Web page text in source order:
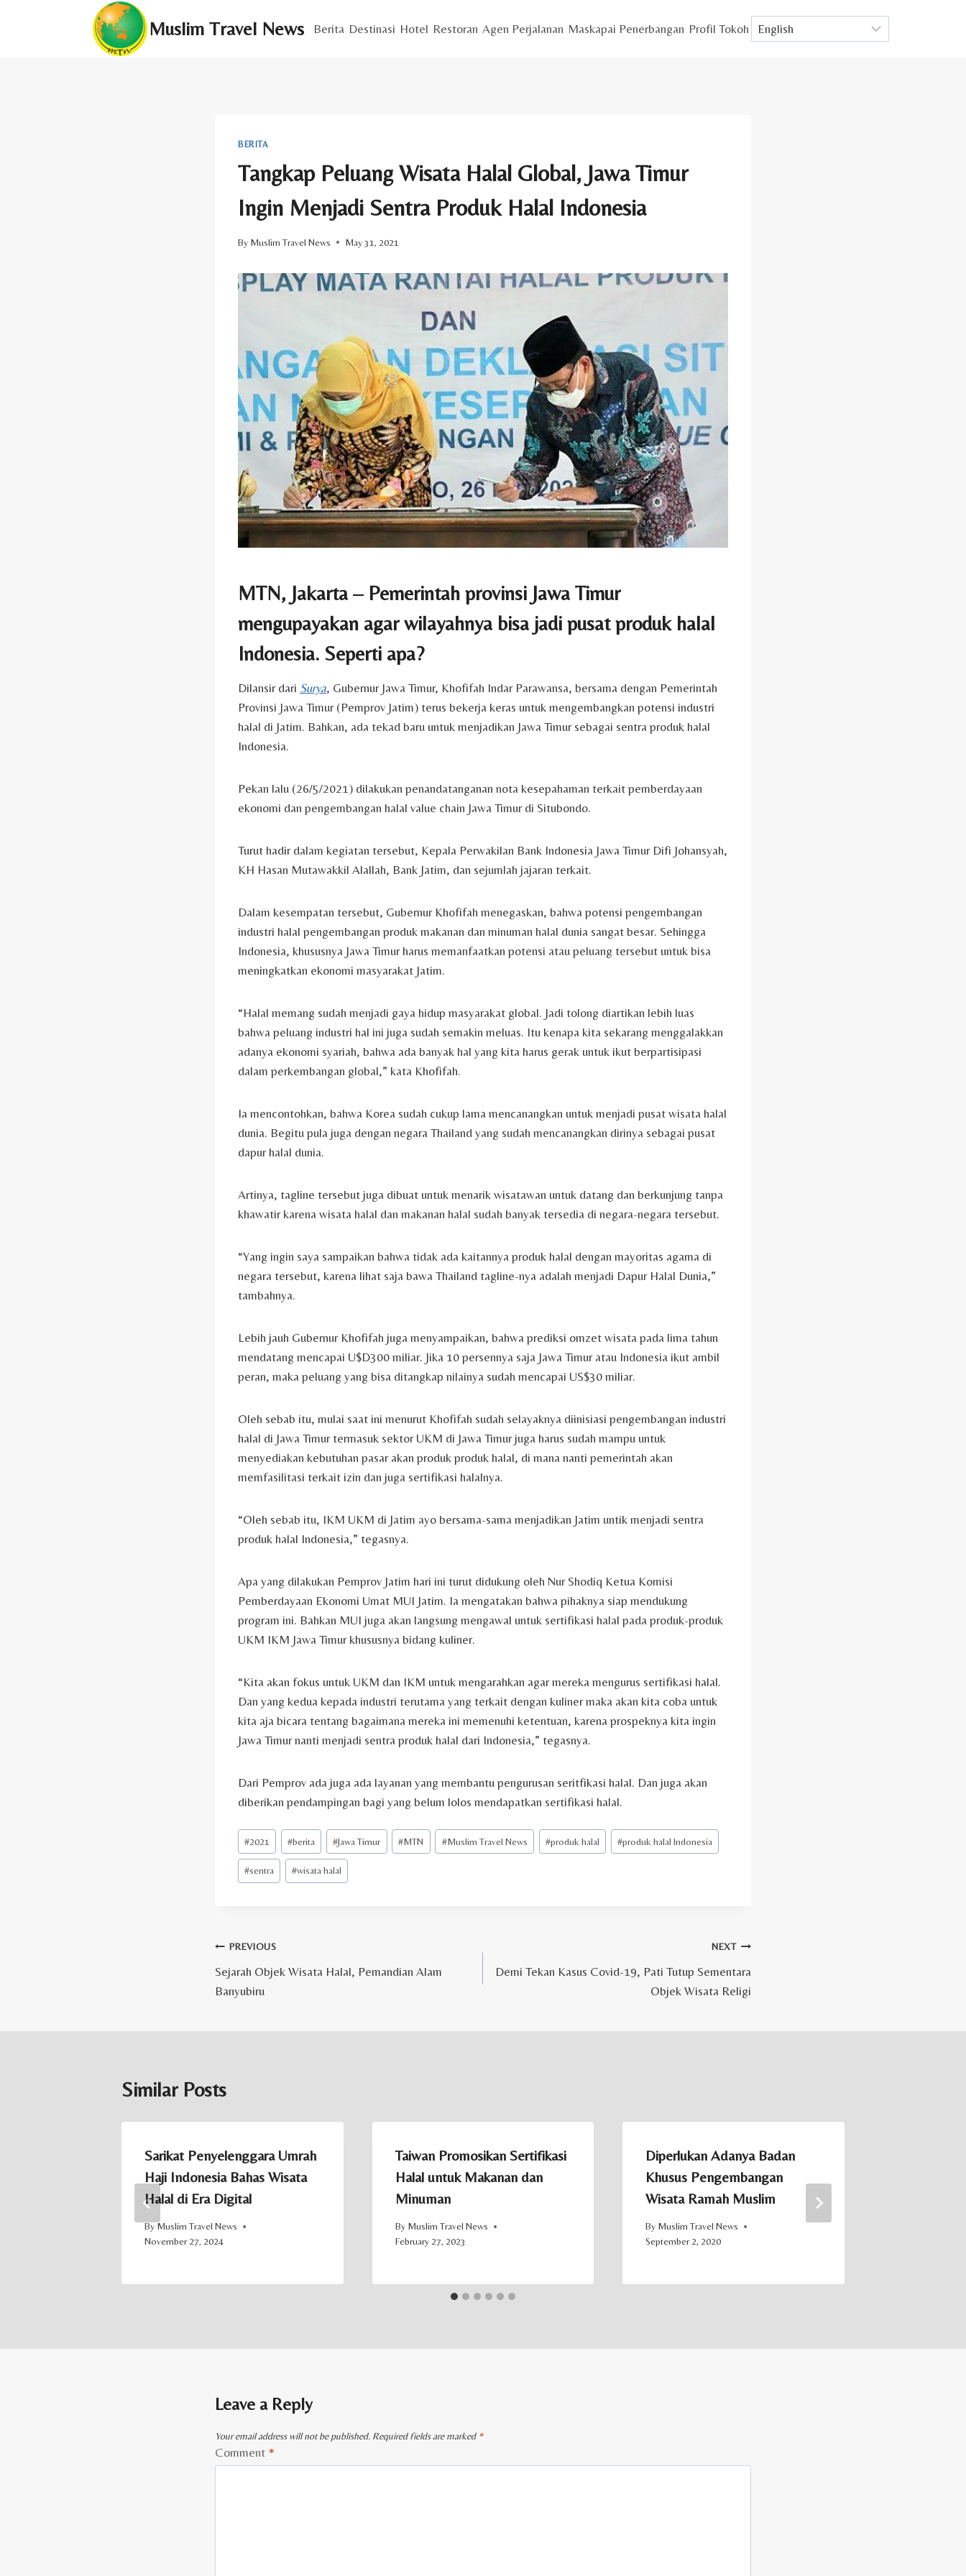
Muslim Travel News Berita Destinasi Hotel Restoran Agen Perjalanan Maskapai Penerbangan Profil Tokoh
BERITA
Tangkap Peluang Wisata Halal Global, Jawa Timur
Ingin Menjadi Sentra Produk Halal Indonesia
By Muslim Travel News May 31, 2021
MTN, Jakarta – Pemerintah provinsi Jawa Timur
mengupayakan agar wilayahnya bisa jadi pusat produk halal
Indonesia. Seperti apa?
Dilansir dari Surya, Gubernur Jawa Timur, Khofifah Indar Parawansa, bersama dengan Pemerintah
Provinsi Jawa Timur (Pemprov Jatim) terus bekerja keras untuk mengembangkan potensi industri
halal di Jatim. Bahkan, ada tekad baru untuk menjadikan Jawa Timur sebagai sentra produk halal
Indonesia.
Pekan lalu (26/5/2021) dilakukan penandatanganan nota kesepahaman terkait pemberdayaan
ekonomi dan pengembangan halal value chain Jawa Timur di Situbondo.
Turut hadir dalam kegiatan tersebut, Kepala Perwakilan Bank Indonesia Jawa Timur Difi Johansyah,
KH Hasan Mutawakkil Alallah, Bank Jatim, dan sejumlah jajaran terkait.
Dalam kesempatan tersebut, Gubernur Khofifah menegaskan, bahwa potensi pengembangan
industri halal pengembangan produk makanan dan minuman halal dunia sangat besar. Sehingga
Indonesia, khususnya Jawa Timur harus memanfaatkan potensi atau peluang tersebut untuk bisa
meningkatkan ekonomi masyarakat Jatim.
“Halal memang sudah menjadi gaya hidup masyarakat global. Jadi tolong diartikan lebih luas
bahwa peluang industri hal ini juga sudah semakin meluas. Itu kenapa kita sekarang menggalakkan
adanya ekonomi syariah, bahwa ada banyak hal yang kita harus gerak untuk ikut berpartisipasi
dalam perkembangan global,” kata Khofifah.
Ia mencontohkan, bahwa Korea sudah cukup lama mencanangkan untuk menjadi pusat wisata halal
dunia. Begitu pula juga dengan negara Thailand yang sudah mencanangkan dirinya sebagai pusat
dapur halal dunia.
Artinya, tagline tersebut juga dibuat untuk menarik wisatawan untuk datang dan berkunjung tanpa
khawatir karena wisata halal dan makanan halal sudah banyak tersedia di negara-negara tersebut.
“Yang ingin saya sampaikan bahwa tidak ada kaitannya produk halal dengan mayoritas agama di
negara tersebut, karena lihat saja bawa Thailand tagline-nya adalah menjadi Dapur Halal Dunia,”
tambahnya.
Lebih jauh Gubernur Khofifah juga menyampaikan, bahwa prediksi omzet wisata pada lima tahun
mendatang mencapai U$D300 miliar. Jika 10 persennya saja Jawa Timur atau Indonesia ikut ambil
peran, maka peluang yang bisa ditangkap nilainya sudah mencapai US$30 miliar.
Oleh sebab itu, mulai saat ini menurut Khofifah sudah selayaknya diinisiasi pengembangan industri
halal di Jawa Timur termasuk sektor UKM di Jawa Timur juga harus sudah mampu untuk
menyediakan kebutuhan pasar akan produk produk halal, di mana nanti pemerintah akan
memfasilitasi terkait izin dan juga sertifikasi halalnya.
“Oleh sebab itu, IKM UKM di Jatim ayo bersama-sama menjadikan Jatim untik menjadi sentra
produk halal Indonesia,” tegasnya.
Apa yang dilakukan Pemprov Jatim hari ini turut didukung oleh Nur Shodiq Ketua Komisi
Pemberdayaan Ekonomi Umat MUI Jatim. Ia mengatakan bahwa pihaknya siap mendukung
program ini. Bahkan MUI juga akan langsung mengawal untuk sertifikasi halal pada produk-produk
UKM IKM Jawa Timur khususnya bidang kuliner.
“Kita akan fokus untuk UKM dan IKM untuk mengarahkan agar mereka mengurus sertifikasi halal.
Dan yang kedua kepada industri terutama yang terkait dengan kuliner maka akan kita coba untuk
kita aja bicara tentang bagaimana mereka ini memenuhi ketentuan, karena prospeknya kita ingin
Jawa Timur nanti menjadi sentra produk halal dari Indonesia,” tegasnya.
Dari Pemprov ada juga ada layanan yang membantu pengurusan seritfikasi halal. Dan juga akan
diberikan pendampingan bagi yang belum lolos mendapatkan sertifikasi halal.
Post
Tags:
#2021 #berita #Jawa Timur #MTN #Muslim Travel News #produk halal #produk halal Indonesia
#sentra #wisata halal
Post
navigation
PREVIOUS
Sejarah Objek Wisata Halal, Pemandian Alam
Banyubiru
NEXT
Demi Tekan Kasus Covid-19, Pati Tutup Sementara
Objek Wisata Religi
Similar Posts
Sarikat Penyelenggara Umrah
Haji Indonesia Bahas Wisata
Halal di Era Digital
ByMuslim Travel News
November 27, 2024
Taiwan Promosikan Sertifikasi
Halal untuk Makanan dan
Minuman
By Muslim Travel News
February 27, 2023
Diperlukan Adanya Badan
Khusus Pengembangan
Wisata Ramah Muslim
By Muslim Travel News
September 2, 2020
Leave a Reply
Your email address will not be published. Required fields are marked *
Comment *